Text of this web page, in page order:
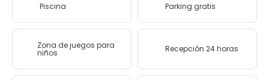
Piscina Parking gratis
Zona de juegos para
niños Recepción 24 horas